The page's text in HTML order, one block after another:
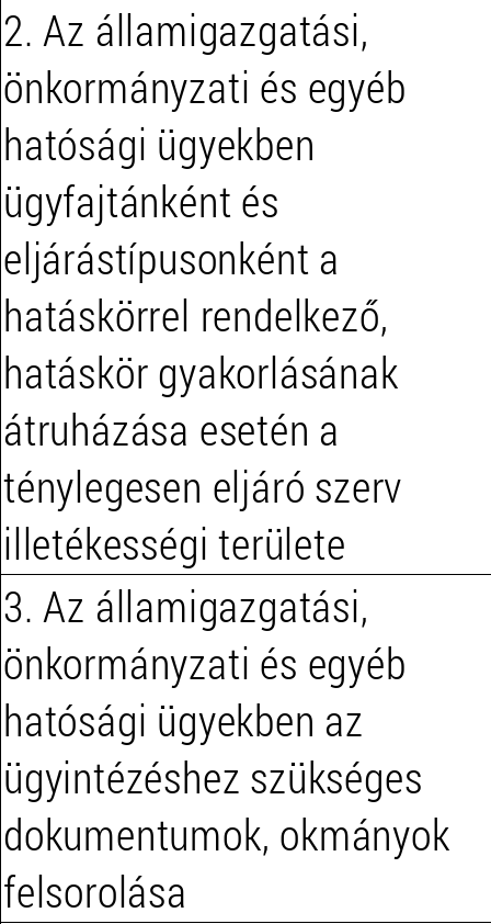
2. Az államigazgatási,
önkormányzati és egyéb
hatósági ügyekben
ügyfajtánként és
eljárástípusonként a
hatáskörrel rendelkező,
hatáskör gyakorlásának
átruházása esetén a
ténylegesen eljáró szerv
illetékességi területe
3. Az államigazgatási,
önkormányzati és egyéb
hatósági ügyekben az
ügyintézéshez szükséges
dokumentumok, okmányok
felsorolása